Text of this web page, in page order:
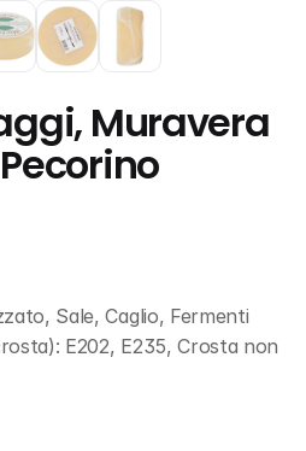
Muravera
Sale, Caglio, Fermenti
E202, E235, Crosta non